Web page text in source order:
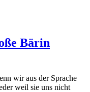
Bärin
wir aus der Sprache
weil sie uns nicht